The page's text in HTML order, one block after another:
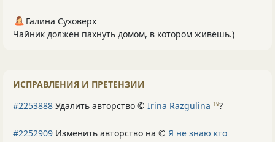
Галина Суховерх
Чайник должен пахнуть домом, в котором живёшь.)
ИСПРАВЛЕНИЯ И ПРЕТЕНЗИИ
#2253888 Удалить авторство © Irina Razgulina 19?
#2252909 Изменить авторство на © Я не знаю кто